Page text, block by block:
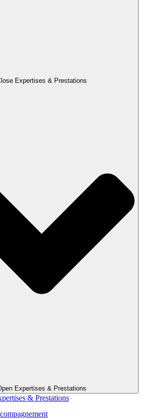
Expertises & Prestations
Expertises & Prestations
& Prestations